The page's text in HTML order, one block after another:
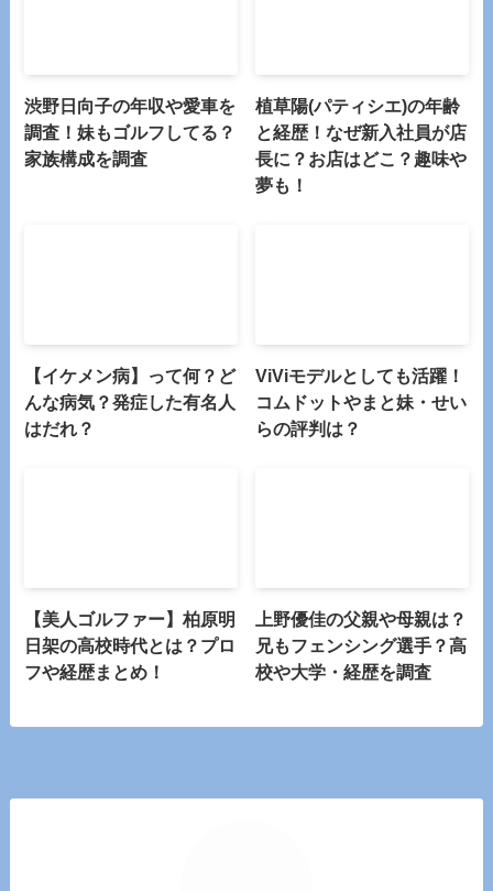
渋野日向子の年収や愛車を
調査！妹もゴルフしてる？
家族構成を調査
植草陽(パティシエ)の年齢
と経歴！なぜ新入社員が店
長に？お店はどこ？趣味や
夢も！
【イケメン病】って何？ど
んな病気？発症した有名人
はだれ？
ViViモデルとしても活躍！
コムドットやまと妹・せい
らの評判は？
【美人ゴルファー】柏原明
日架の高校時代とは？プロ
フや経歴まとめ！
上野優佳の父親や母親は？
兄もフェンシング選手？高
校や大学・経歴を調査